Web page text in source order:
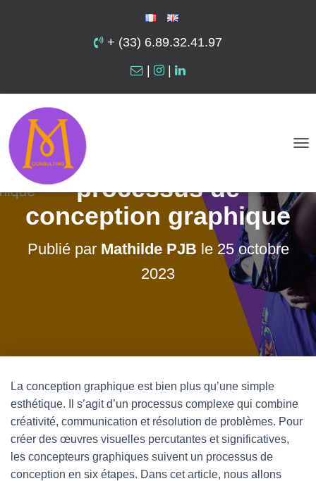
+ (33) 6.89.32.41.97
P
E
L
A
N
A
Les 6 étapes
essentielles du
processus de
conception graphique
Publié par Mathilde PJB le 25 octobre
2023
La conception graphique est bien plus qu’une simple
esthétique. Il s’agit d’un processus complexe qui combine
créativité, communication et résolution de problèmes. Pour
créer des œuvres visuelles percutantes et significatives,
les concepteurs graphiques suivent un processus de
conception en six étapes. Dans cet article, nous allons